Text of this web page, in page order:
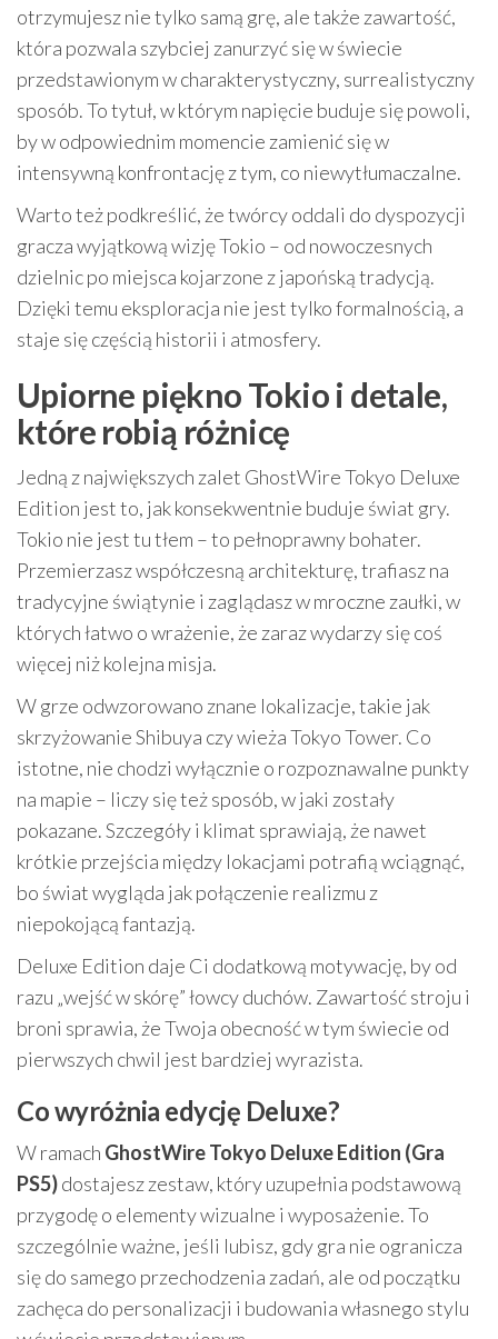
otrzymujesz nie tylko samą grę, ale także zawartość,
która pozwala szybciej zanurzyć się w świecie
przedstawionym w charakterystyczny, surrealistyczny
sposób. To tytuł, w którym napięcie buduje się powoli,
by w odpowiednim momencie zamienić się w
intensywną konfrontację z tym, co niewytłumaczalne.
Warto też podkreślić, że twórcy oddali do dyspozycji
gracza wyjątkową wizję Tokio – od nowoczesnych
dzielnic po miejsca kojarzone z japońską tradycją.
Dzięki temu eksploracja nie jest tylko formalnością, a
staje się częścią historii i atmosfery.
Upiorne piękno Tokio i detale,
które robią różnicę
Jedną z największych zalet GhostWire Tokyo Deluxe
Edition jest to, jak konsekwentnie buduje świat gry.
Tokio nie jest tu tłem – to pełnoprawny bohater.
Przemierzasz współczesną architekturę, trafiasz na
tradycyjne świątynie i zaglądasz w mroczne zaułki, w
których łatwo o wrażenie, że zaraz wydarzy się coś
więcej niż kolejna misja.
W grze odwzorowano znane lokalizacje, takie jak
skrzyżowanie Shibuya czy wieża Tokyo Tower. Co
istotne, nie chodzi wyłącznie o rozpoznawalne punkty
na mapie – liczy się też sposób, w jaki zostały
pokazane. Szczegóły i klimat sprawiają, że nawet
krótkie przejścia między lokacjami potrafią wciągnąć,
bo świat wygląda jak połączenie realizmu z
niepokojącą fantazją.
Deluxe Edition daje Ci dodatkową motywację, by od
razu „wejść w skórę” łowcy duchów. Zawartość stroju i
broni sprawia, że Twoja obecność w tym świecie od
pierwszych chwil jest bardziej wyrazista.
Co wyróżnia edycję Deluxe?
W ramach GhostWire Tokyo Deluxe Edition (Gra
PS5)dostajesz zestaw, który uzupełnia podstawową
przygodę o elementy wizualne i wyposażenie. To
szczególnie ważne, jeśli lubisz, gdy gra nie ogranicza
się do samego przechodzenia zadań, ale od początku
zachęca do personalizacji i budowania własnego stylu